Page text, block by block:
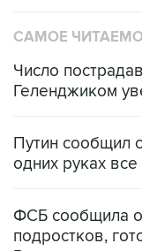
САМОЕ
Число
Геленджиком
Путин сообщил
одних руках
ФСБ сообщила
подростков,